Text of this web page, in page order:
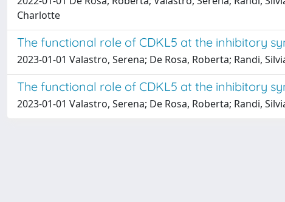
Charlotte
The functional role of CDKL5 at the inhibitory
2023-01-01 Valastro, Serena; De Rosa, Roberta; Randi,
The functional role of CDKL5 at the inhibitory
2023-01-01 Valastro, Serena; De Rosa, Roberta; Randi,